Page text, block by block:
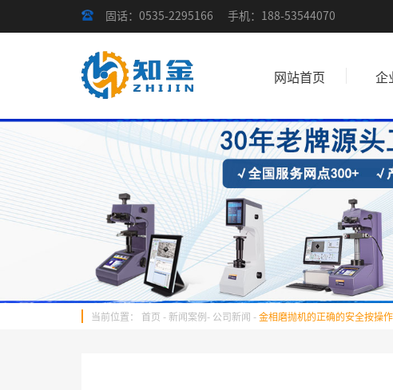
固话：0535-2295166 手机：188-53544070
网站首页 企
当前位置： 首页 - 新闻案例- 公司新闻 -金相磨抛机的正确的安全按操